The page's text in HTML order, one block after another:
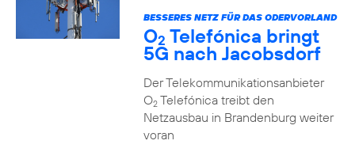
BESSERES NETZ FÜR DAS ODERVORLAND
O2 Telefónica bringt
5G nach Jacobsdorf
Der Telekommunikationsanbieter
O2Telefónica treibt den
Netzausbau in Brandenburg weiter
voran